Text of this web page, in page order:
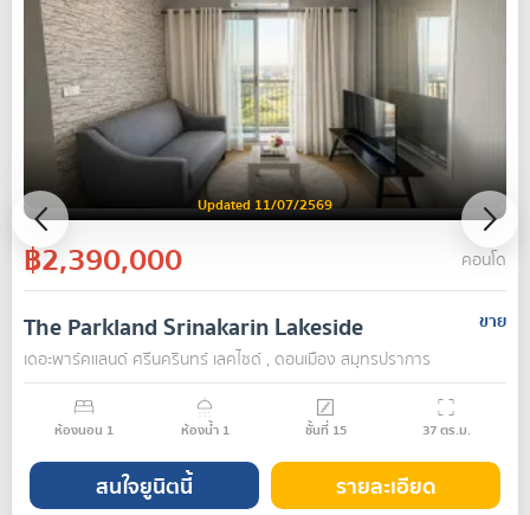
Updated 11/07/2569
฿2,390,000 คอนโด
The Parkland Srinakarin Lakeside
ขาย
เดอะพาร์คแลนด์ ศรีนครินทร์ เลคไซด์ , ดอนเมือง สมุทรปราการ
ห้องนอน 1 ห้องน้ำ 1 ชั้นที่ 15 37ตร.ม.
สนใจยูนิตนี้ รายละเอียด